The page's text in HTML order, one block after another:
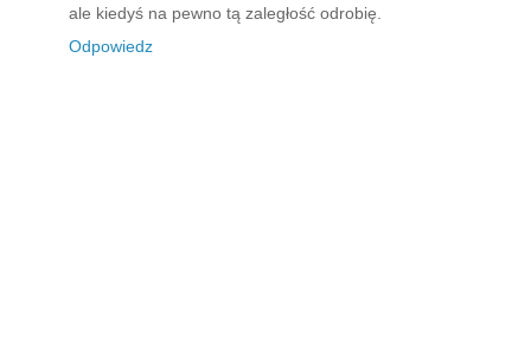
ale kiedyś na pewno tą zaległość odrobię.
Odpowiedz